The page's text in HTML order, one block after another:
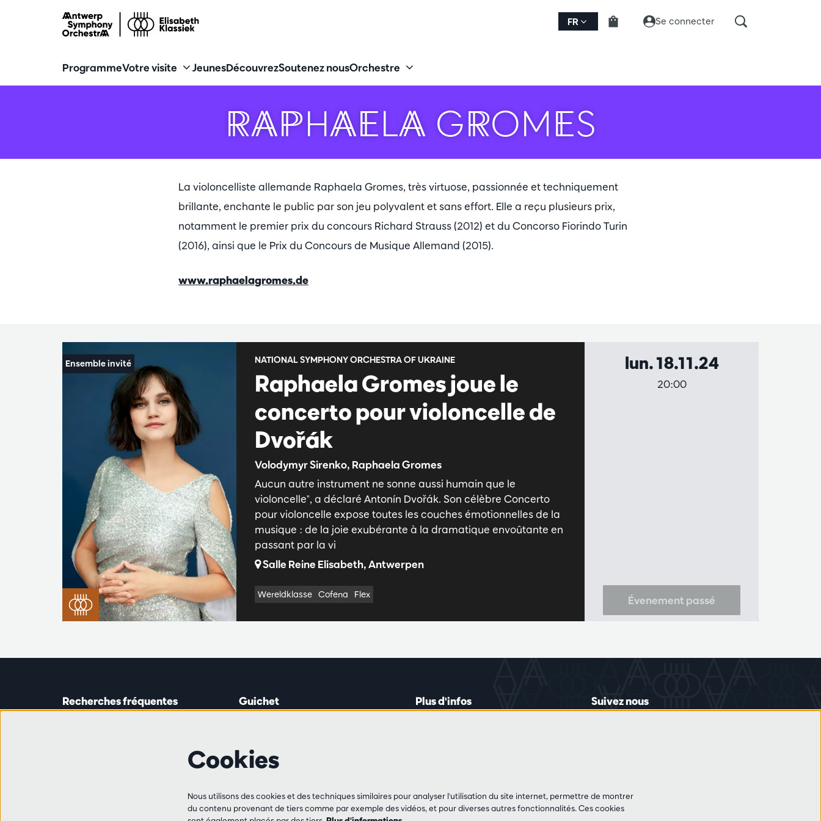
FR Se connecter
ProgrammeVotre visite JeunesDécouvrezSoutenez nousOrchestre
RAPHAELA GROMES
La violoncelliste allemande Raphaela Gromes, très virtuose, passionnée et techniquement
brillante, enchante le public par son jeu polyvalent et sans effort. Elle a reçu plusieurs prix,
notamment le premier prix du concours Richard Strauss (2012) et du Concorso Fiorindo Turin
(2016), ainsi que le Prix du Concours de Musique Allemand (2015).
www.raphaelagromes.de
Raphaela Gromes joue le
concerto pour violoncelle de
Dvořák
Volodymyr Sirenko, Raphaela Gromes
NATIONAL SYMPHONY ORCHESTRA OF UKRAINE
Aucun autre instrument ne sonne aussi humain que le
violoncelle", a déclaré Antonín Dvořák. Son célèbre Concerto
pour violoncelle expose toutes les couches émotionnelles de la
musique : de la joie exubérante à la dramatique envoûtante en
passant par la vi
Salle Reine Elisabeth, Antwerpen
Wereldklasse Cofena Flex
lun. 18.11.24
20:00
Évenement passé
Recherches fréquentes
Travailler à l'Antwerp Symphony
Guichet
de 14h00 à 16h45
+32 (0)3 213 54 06
Plus d'infos Suivez nous
Cookies
Nous utilisons des cookies et des techniques similaires pour analyser l'utilisation du site internet, permettre de montrer
du contenu provenant de tiers comme par exemple des vidéos, et pour diverses autres fonctionnalités. Ces cookies